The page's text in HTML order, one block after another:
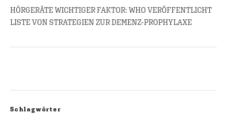
HÖRGERÄTE WICHTIGER FAKTOR: WHO VERÖFFENTLICHT
LISTE VON STRATEGIEN ZUR DEMENZ-PROPHYLAXE
Schlagwörter